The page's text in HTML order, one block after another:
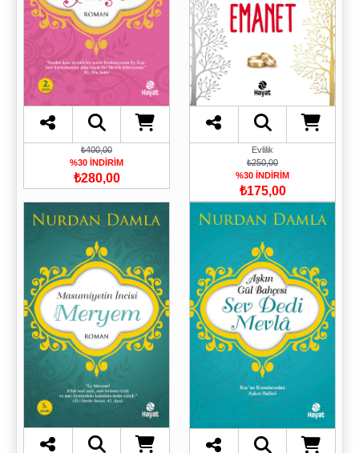
₺400,00
%30 İNDİRİM
₺280,00
Evlilik
₺250,00
%30 İNDİRİM
₺175,00